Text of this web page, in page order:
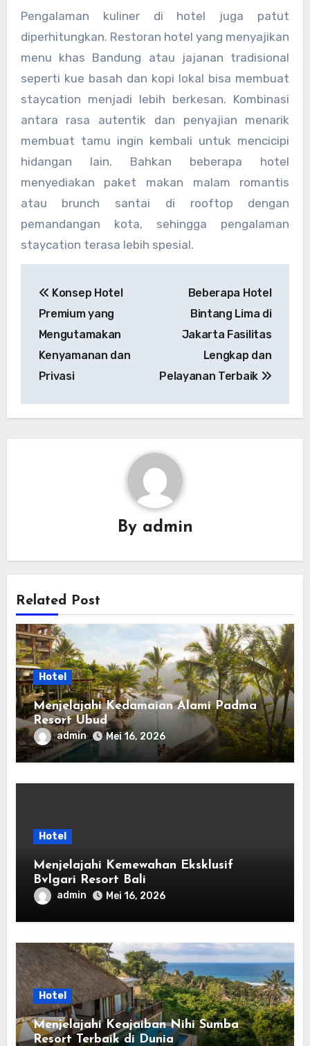
Pengalaman kuliner di hotel juga patut
diperhitungkan. Restoran hotel yang menyajikan
menu khas Bandung atau jajanan tradisional
seperti kue basah dan kopi lokal bisa membuat
staycation menjadi lebih berkesan. Kombinasi
antara rasa autentik dan penyajian menarik
membuat tamu ingin kembali untuk mencicipi
hidangan lain. Bahkan beberapa hotel
menyediakan paket makan malam romantis
atau brunch santai di rooftop dengan
pemandangan kota, sehingga pengalaman
staycation terasa lebih spesial.
pos
Konsep Hotel
Premium yang
Mengutamakan
Kenyamanan dan
Privasi
Beberapa Hotel
Bintang Lima di
Jakarta Fasilitas
Lengkap dan
Pelayanan Terbaik
By admin
Related Post
Hotel
Menjelajahi Kedamaian Alami Padma
Resort Ubud
admin Mei 16, 2026
Hotel
Menjelajahi Kemewahan Eksklusif
Bvlgari Resort Bali
admin Mei 16, 2026
Hotel
Menjelajahi Keajaiban Nihi Sumba
Resort Terbaik di Dunia